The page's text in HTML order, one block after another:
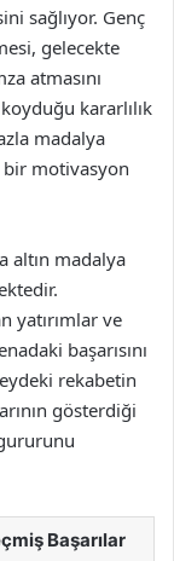
sağlıyor. Genç
gelecekte
atmasını
kararlılık
madalya
motivasyon
altın madalya
yatırımlar ve
başarısını
rekabetin
gösterdiği
Başarılar